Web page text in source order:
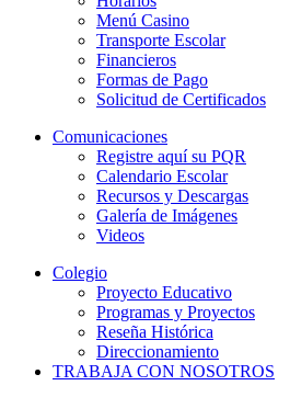
Menú Casino
Transporte Escolar
Financieros
Formas de Pago
Solicitud de Certificados
Comunicaciones
Registre aquí su PQR
Calendario Escolar
Recursos y Descargas
Galería de Imágenes
Videos
Colegio
Proyecto Educativo
Programas y Proyectos
Reseña Histórica
Direccionamiento
TRABAJA CON NOSOTROS